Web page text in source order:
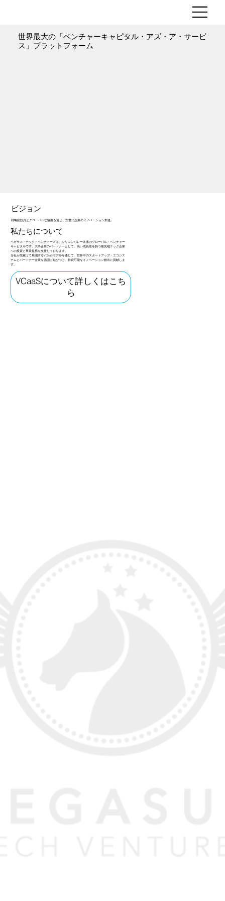
世界最大の「ベンチャーキャピタル・アズ・ア・サービ
ス」プラットフォーム
ビジョン
戦略的投資とグローバルな協働を通じ、次世代企業のイノベーション加速。
私たちについて
ペガサス・テック・ベンチャーズは、シリコンバレー本拠のグローバル・ベンチャー
キャピタルです。大手企業のパートナーとして、高い成長性を持つ最先端テック企業
への投資と事業提携を支援しております。
当社が先駆けて展開するVCaaSモデルを通じて、世界中のスタートアップ・エコシス
テムとパートナー企業を強固に結びつけ、持続可能なイノベーション創出に貢献しま
す。
VCaaSについて詳しくはこち
ら